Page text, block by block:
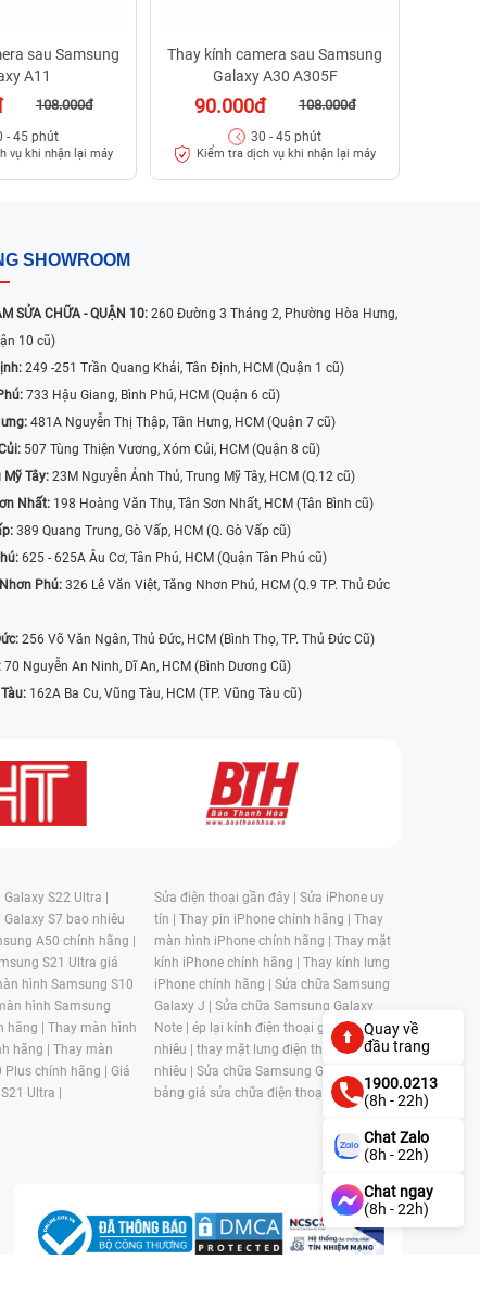
sau Samsung
A11
108.000đ
- 45 phút
vụ khi nhận lại máy
Thay kính camera sau Samsung
Galaxy A30 A305F
90.000đ 108.000đ
30 - 45 phút
Kiểm tra dịch vụ khi nhận lại máy
SHOWROOM
SỬA CHỮA - QUẬN 10: 260 Đường 3 Tháng 2, Phường Hòa Hưng,
10 cũ)
249 -251 Trần Quang Khải, Tân Định, HCM (Quận 1 cũ)
733 Hậu Giang, Bình Phú, HCM (Quận 6 cũ)
481A Nguyễn Thị Thập, Tân Hưng, HCM (Quận 7 cũ)
507 Tùng Thiện Vương, Xóm Củi, HCM (Quận 8 cũ)
Tây: 23M Nguyễn Ảnh Thủ, Trung Mỹ Tây, HCM (Q.12 cũ)
Nhất: 198 Hoàng Văn Thụ, Tân Sơn Nhất, HCM (Tân Bình cũ)
389 Quang Trung, Gò Vấp, HCM (Q. Gò Vấp cũ)
625 - 625A Âu Cơ, Tân Phú, HCM (Quận Tân Phú cũ)
Phú: 326 Lê Văn Việt, Tăng Nhơn Phú, HCM (Q.9 TP. Thủ Đức
256 Võ Văn Ngân, Thủ Đức, HCM (Bình Thọ, TP. Thủ Đức Cũ)
70 Nguyễn An Ninh, Dĩ An, HCM (Bình Dương Cũ)
162A Ba Cu, Vũng Tàu, HCM (TP. Vũng Tàu cũ)
S22 Ultra |
S7 bao nhiêu
A50 chính hãng |
S21 Ultra giá
hình Samsung S10
hình Samsung
hãng | Thay màn hình
hãng | Thay màn
Plus chính hãng | Giá
Ultra |
Sửa điện thoại gần đây | Sửa iPhone uy
tín | Thay pin iPhone chính hãng | Thay
màn hình iPhone chính hãng | Thay mặt
kính iPhone chính hãng | Thay kính lưng
iPhone chính hãng | Sửa chữa Samsung
Galaxy J | Sửa chữa Samsung Galaxy
Note | ép lại kính điện thoại giá bao
nhiêu | thay mặt lưng điện thoại giá bao
nhiêu | Sửa chữa Samsung Galaxy S |
bảng giá sửa chữa điện thoại samsung |
Quay về
đầu trang
1900.0213
(8h - 22h)
Chat Zalo
(8h - 22h)
Chat ngay
(8h - 22h)